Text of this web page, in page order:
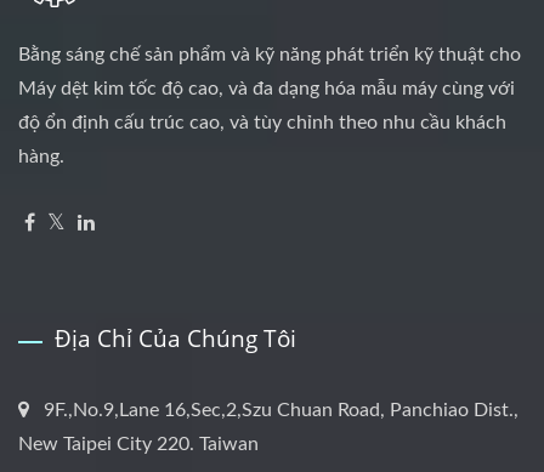
Bằng sáng chế sản phẩm và kỹ năng phát triển kỹ thuật cho
Máy dệt kim tốc độ cao, và đa dạng hóa mẫu máy cùng với
độ ổn định cấu trúc cao, và tùy chỉnh theo nhu cầu khách
hàng.
Địa Chỉ Của Chúng Tôi
9F.,No.9,Lane 16,Sec,2,Szu Chuan Road, Panchiao Dist.,
New Taipei City 220. Taiwan